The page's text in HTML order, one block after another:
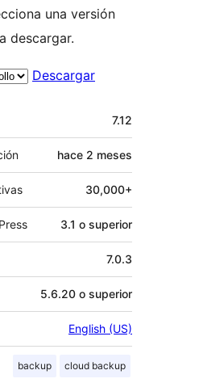
una versión
descargar.
Descargar
7.12
hace 2 meses
30,000+
3.1 o superior
7.0.3
5.6.20 o superior
English (US)
backup cloud backup